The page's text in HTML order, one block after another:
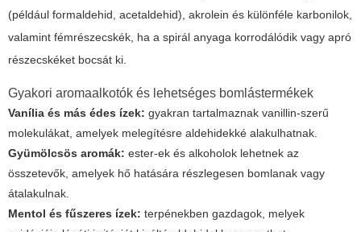
(például formaldehid, acetaldehid), akrolein és különféle karbonilok,
valamint fémrészecskék, ha a spirál anyaga korrodálódik vagy apró
részecskéket bocsát ki.
Gyakori aromaalkotók és lehetséges bomlástermékek
Vanília és más édes ízek: gyakran tartalmaznak vanillin-szerű
molekulákat, amelyek melegítésre aldehidekké alakulhatnak.
Gyümölcsös aromák: ester-ek és alkoholok lehetnek az
összetevők, amelyek hő hatására részlegesen bomlanak vagy
átalakulnak.
Mentol és fűszeres ízek: terpénekben gazdagok, melyek